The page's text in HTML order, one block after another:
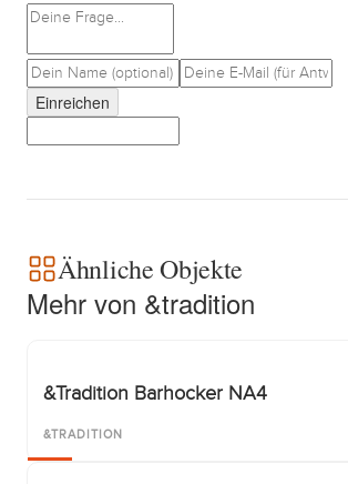
Einreichen
Ähnliche Objekte
Mehr von &tradition
&Tradition Barhocker NA4
&TRADITION